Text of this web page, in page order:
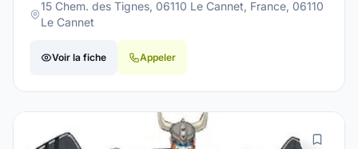
15 Chem. des Tignes, 06110 Le Cannet, France, 06110
Le Cannet
Voir la fiche Appeler